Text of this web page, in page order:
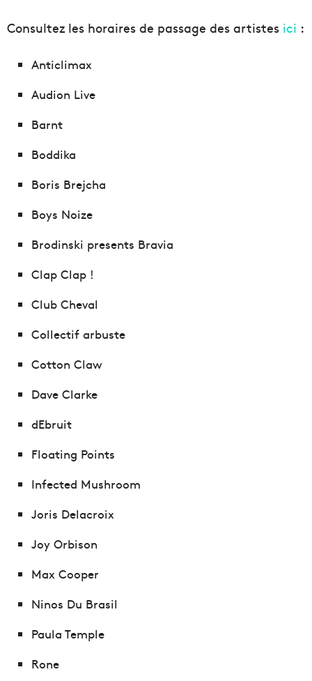
Consultez les horaires de passage des artistes ici :
Anticlimax
Audion Live
Barnt
Boddika
Boris Brejcha
Boys Noize
Brodinski presents Bravia
Clap Clap !
Club Cheval
Collectif arbuste
Cotton Claw
Dave Clarke
dEbruit
Floating Points
Infected Mushroom
Joris Delacroix
Joy Orbison
Max Cooper
Ninos Du Brasil
Paula Temple
Rone